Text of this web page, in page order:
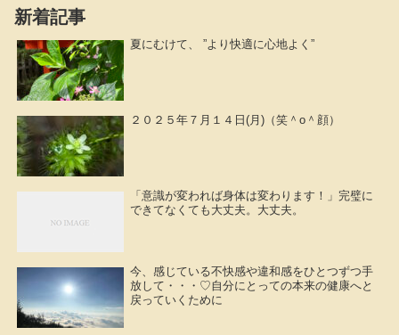
新着記事
夏にむけて、 ”より快適に心地よく”
２０２５年７月１４日(月)（笑＾o＾顔）
「意識が変われば身体は変わります！」完璧に
できてなくても大丈夫。大丈夫。
今、感じている不快感や違和感をひとつずつ手
放して・・・♡自分にとっての本来の健康へと
戻っていくために